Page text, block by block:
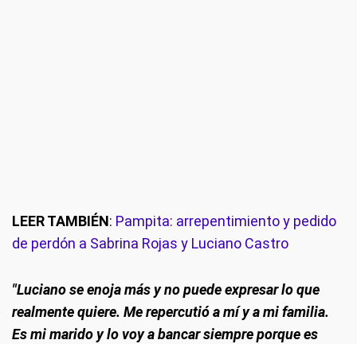
LEER TAMBIÉN: Pampita: arrepentimiento y pedido
de perdón a Sabrina Rojas y Luciano Castro
"Luciano se enoja más y no puede expresar lo que
realmente quiere. Me repercutió a mí y a mi familia.
Es mi marido y lo voy a bancar siempre porque es